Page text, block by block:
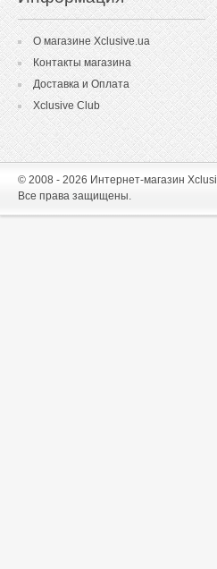
О магазине Xclusive.ua
Контакты магазина
Доставка и Оплата
Xclusive Club
© 2008 - 2026 Интернет-магазин
Все права защищены.